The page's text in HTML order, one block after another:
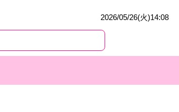
2026/05/26(火)14:08